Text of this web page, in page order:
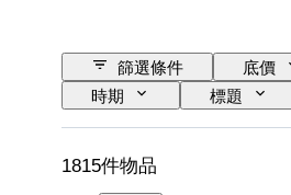
篩選條件 底價
時期
標題
雙筒望遠鏡類型
1815件物品